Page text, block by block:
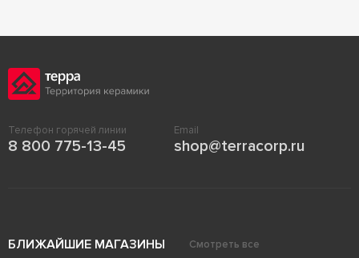
Телефон горячей линии
8 800 775-13-45
Email
shop@terracorp.ru
БЛИЖАЙШИЕ МАГАЗИНЫ Смотреть все